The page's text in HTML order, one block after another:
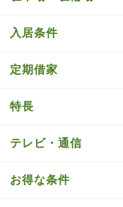
入居条件
定期借家
特長
テレビ・通信
お得な条件